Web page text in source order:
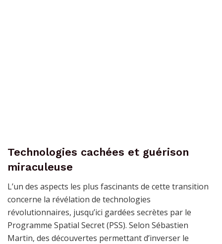
Technologies cachées et guérison
miraculeuse
L’un des aspects les plus fascinants de cette transition
concerne la révélation de technologies
révolutionnaires, jusqu’ici gardées secrètes par le
Programme Spatial Secret (PSS). Selon Sébastien
Martin, des découvertes permettant d’inverser le